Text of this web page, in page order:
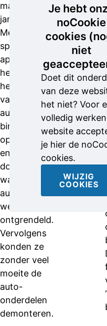
maandag 18
januari 2021.
Met een
speciaal
apparaat
hebben ze
het signaal
van de
autosleutel
binnenshuis
opgevangen
en
doorgezonden,
waardoor de
autodeuren
werden
ontgrendeld.
Vervolgens
konden ze
zonder veel
moeite de
auto-
onderdelen
demonteren.
Je hebt
noCookie
cookies
niet
Doet dit
van deze
het niet? Voor
volledig
website
je hier de
cookies.
WIJZIG
COOKIES